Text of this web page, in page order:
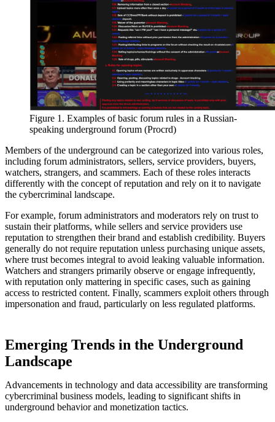
Figure 1. Examples of basic forum rules in a Russian-
speaking underground forum (Procrd)
Members of the underground can be categorized into various roles,
including forum administrators, sellers, service providers, buyers,
watchers, strangers, and scammers. Each of these roles interacts
differently with the concept of reputation and rely on it to navigate
the cybercriminal landscape.
For example, forum administrators and moderators rely on trust to
sustain their platforms, while sellers and service providers use
reputation to strengthen their brand and establish credibility. Buyers
generally do not require reputation unless purchasing unique assets,
where trust becomes integral to avoid leaking valuable information.
Watchers and strangers primarily observe or engage infrequently,
with reputation only mattering in specific cases, such as gaining
access to restricted content. Finally, scammers exploit others through
impersonation and fraud, particularly on less regulated platforms.
Emerging Trends in the Underground
Landscape
Advancements in technology and data accessibility are transforming
cybercriminal business models, leading to significant shifts in
underground behavior and monetization tactics.